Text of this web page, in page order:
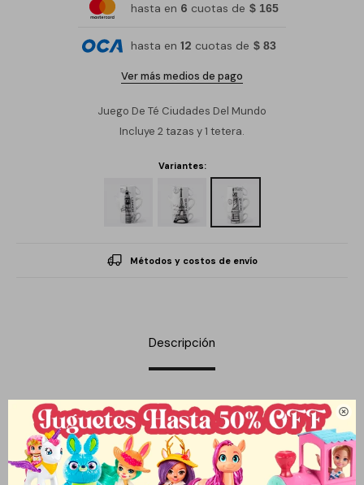

hasta en 6 cuotas de $ 165
hasta en 12 cuotas de $ 83
Ver más medios de pago
Juego De Té Ciudades Del Mundo
Incluye 2 tazas y 1 tetera.
Variantes:
Métodos y costos de envío
Descripción
Descubre el Juego de Té Ciudades del Mundo, una elegante
colección de tazas de cerámica que transporta a los amantes
del té a los rincones más emblemáticos del planeta. Cada taza
presenta un diseño único que captura la esencia de diferentes